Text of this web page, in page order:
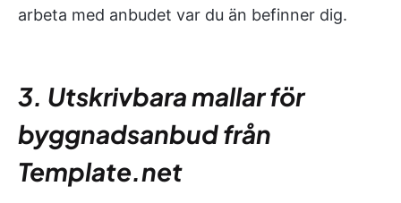
arbeta med anbudet var du än befinner dig.
3. Utskrivbara mallar för
byggnadsanbud från
Template.net